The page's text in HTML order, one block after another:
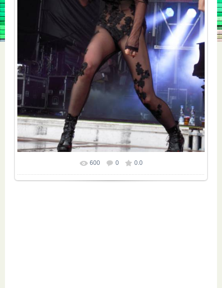
Размер фотографии: 600x800
600 0 0.0